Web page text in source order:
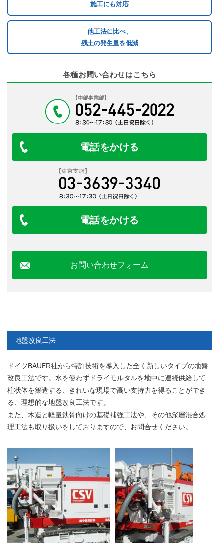
施工にも対応
他工法に比べ、
残土の発生量を低減
各種お問い合わせはこちら
電話をかける
電話をかける
お問い合わせフォーム
地盤改良工法
ドイツBAUER社から特許技術を導入した全く新しいタイプの地盤
改良工法です。水を使わずドライモルタルを地中に連続供給して
柱状体を築造する、きれいな現場で高い支持力を得ることができ
る、理想的な地盤改良工法です。
また、木造と軽量鉄骨向けの基礎補強工法や、その他深層混合処
理工法も取り扱いをしておりますので、お問合せください。